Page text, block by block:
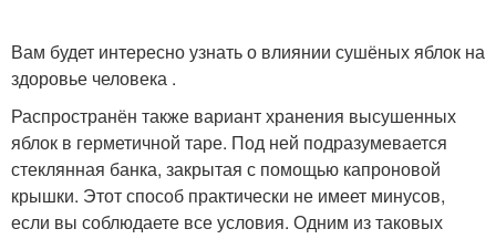
Вам будет интересно узнать о влиянии сушёных яблок на
здоровье человека .
Распространён также вариант хранения высушенных
яблок в герметичной таре. Под ней подразумевается
стеклянная банка, закрытая с помощью капроновой
крышки. Этот способ практически не имеет минусов,
если вы соблюдаете все условия. Одним из таковых